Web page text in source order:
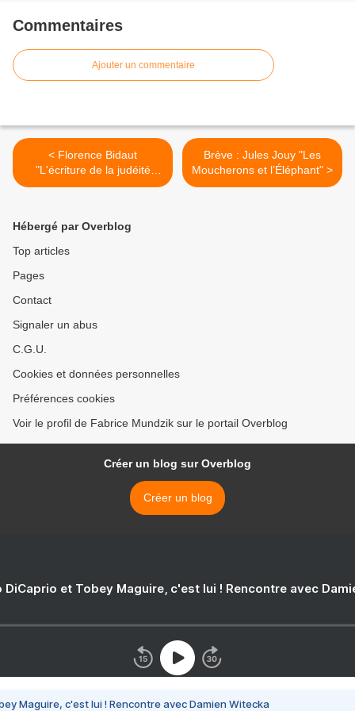
Commentaires
Ajouter un commentaire
< Florence Bidaut
"L'écriture de la judéité
dans 'Vérité' d'Emile Zola"
Brève : Jules Jouy "Les
Moucherons et l’Éléphant" >
Hébergé par Overblog
Top articles
Pages
Contact
Signaler un abus
C.G.U.
Cookies et données personnelles
Préférences cookies
Voir le profil de Fabrice Mundzik sur le portail Overblog
Créer un blog sur Overblog
Créer un blog
DiCaprio et Tobey Maguire, c'est lui ! Rencontre avec
Maguire, c'est lui ! Rencontre avec Damien Witecka